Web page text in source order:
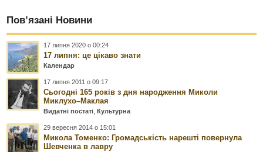
Пов’язані Новини
17 липня 2020 о 00:24
17 липня: це цікаво знати
Календар
17 липня 2011 о 09:17
Сьогодні 165 років з дня народження Миколи
Миклухо–Маклая
Видатні постаті Культурна
29 вересня 2014 о 15:01
Микола Томенко: Громадськість нарешті повернула
Шевченка в лавру